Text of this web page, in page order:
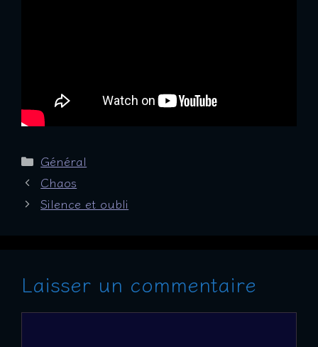
Catégories
Général
Chaos
Silence et oubli
Laisser un commentaire